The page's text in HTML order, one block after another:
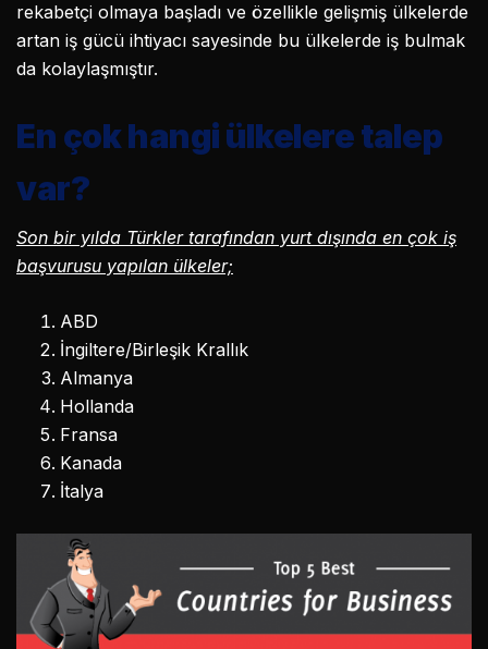
rekabetçi olmaya başladı ve özellikle gelişmiş ülkelerde
artan iş gücü ihtiyacı sayesinde bu ülkelerde iş bulmak
da kolaylaşmıştır.
En çok hangi ülkelere talep
var?
Son bir yılda Türkler tarafından yurt dışında en çok iş
başvurusu yapılan ülkeler;
ABD
İngiltere/Birleşik Krallık
Almanya
Hollanda
Fransa
Kanada
İtalya